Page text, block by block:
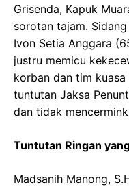
Grisenda, Kapuk
sorotan tajam.
Ivon Setia Anggara
justru memicu
korban dan tim kuasa
tuntutan Jaksa
dan tidak
Tuntutan Ringan
Madsanih Manong,